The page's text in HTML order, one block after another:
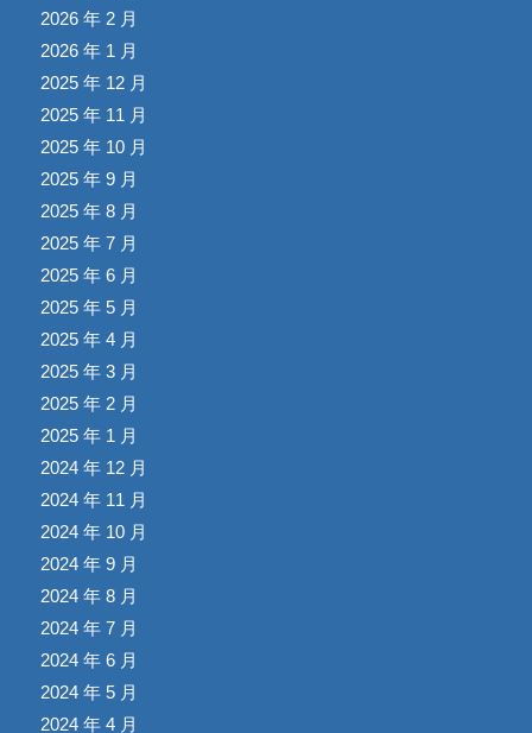
2026 年 2 月
2026 年 1 月
2025 年 12 月
2025 年 11 月
2025 年 10 月
2025 年 9 月
2025 年 8 月
2025 年 7 月
2025 年 6 月
2025 年 5 月
2025 年 4 月
2025 年 3 月
2025 年 2 月
2025 年 1 月
2024 年 12 月
2024 年 11 月
2024 年 10 月
2024 年 9 月
2024 年 8 月
2024 年 7 月
2024 年 6 月
2024 年 5 月
2024 年 4 月